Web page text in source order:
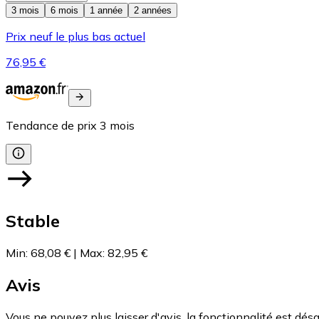
3 mois
6 mois 1 année 2 années
Prix neuf le plus bas actuel
76,95 €
Tendance de prix 3 mois
Stable
Min: 68,08 € | Max: 82,95 €
Avis